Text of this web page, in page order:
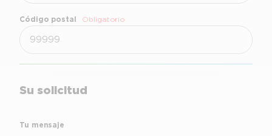
Código postal Obligatorio
Su solicitud
Tu mensaje